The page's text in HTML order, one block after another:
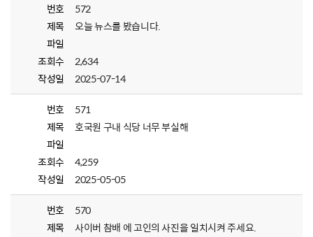
번호
572
제목
오늘 뉴스를 봤습니다.
파일
조회수
2,634
작성일
2025-07-14
번호
571
제목
호국원 구내 식당 너무 부실해
파일
조회수
4,259
작성일
2025-05-05
번호
570
제목
사이버 참배 에 고인의 사진을 일치시켜 주세요.